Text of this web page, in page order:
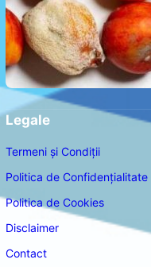
Legale
Termeni și Condiții
Politica de Confidențialitate
Politica de Cookies
Disclaimer
Contact